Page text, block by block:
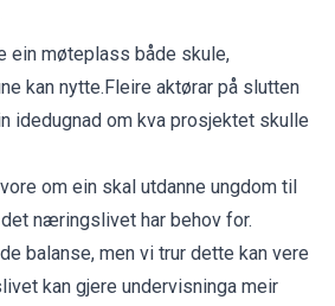
ein møteplass både skule,
kan nytte.Fleire aktørar på slutten
idedugnad om kva prosjektet skulle
om ein skal utdanne ungdom til
næringslivet har behov for.
balanse, men vi trur dette kan vere
kan gjere undervisninga meir